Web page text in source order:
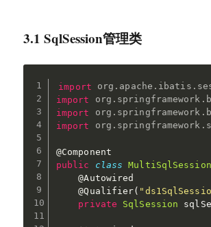
3.1 SqlSession管理类
import org . apache . ibatis .
import
org . springframework .
import
org . springframework .
import
org . springframework .
@Component
public
class
@Autowired
@Qualifier(
private
SqlSession